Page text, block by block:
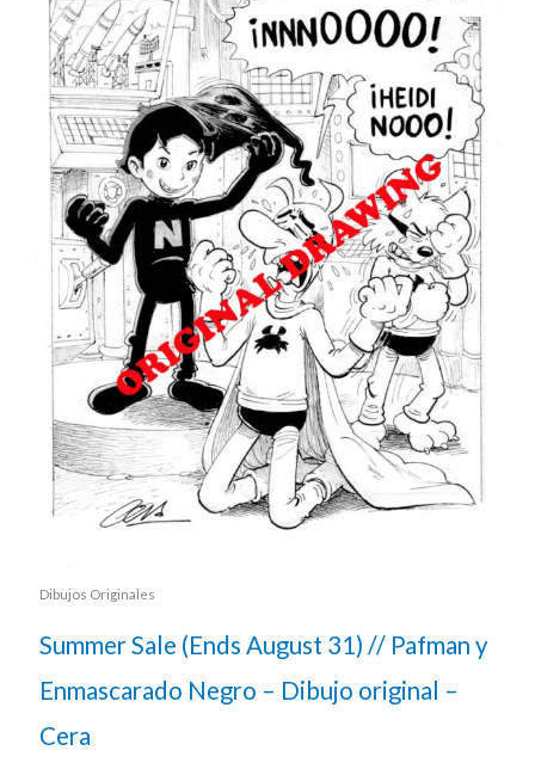
Dibujos Originales
Summer Sale (Ends August 31) // Pafman y
Enmascarado Negro – Dibujo original –
Cera